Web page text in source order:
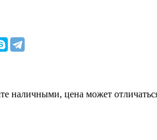
наличными, цена может